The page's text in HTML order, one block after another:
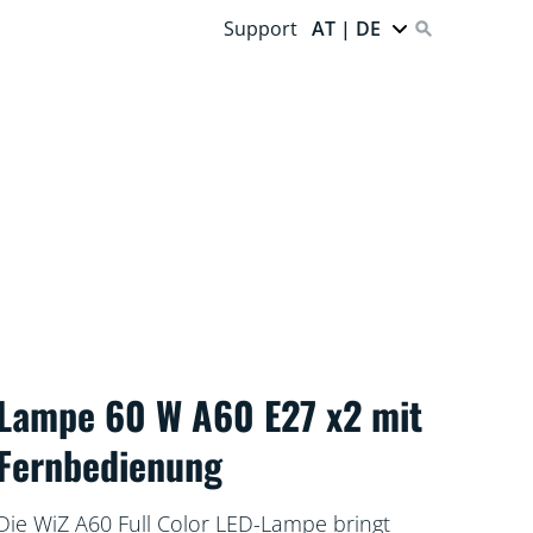
Support AT | DE
60 W A60 E27 x2 mit
WiZ A60 Full Color LED-Lampe bringt